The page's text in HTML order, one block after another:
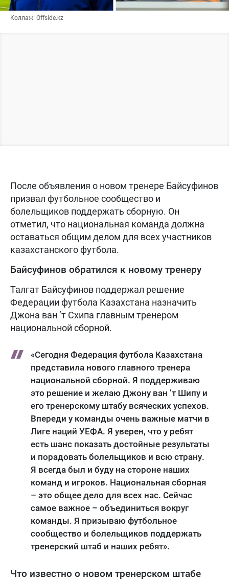
Коллаж: Offside.kz
После объявления о новом тренере Байсуфинов
призвал футбольное сообщество и
болельщиков поддержать сборную. Он
отметил, что национальная команда должна
оставаться общим делом для всех участников
казахстанского футбола.
Байсуфинов обратился к новому тренеру
Талгат Байсуфинов поддержал решение
Федерации футбола Казахстана назначить
Джона ван ’т Схипа главным тренером
национальной сборной.
«Сегодня Федерация футбола Казахстана
представила нового главного тренера
национальной сборной. Я поддерживаю
это решение и желаю Джону ван ’т Шипу и
его тренерскому штабу всяческих успехов.
Впереди у команды очень важные матчи в
Лиге наций УЕФА. Я уверен, что у ребят
есть шанс показать достойные результаты
и порадовать болельщиков и всю страну.
Я всегда был и буду на стороне наших
команд и игроков. Национальная сборная
– это общее дело для всех нас. Сейчас
самое важное – объединиться вокруг
команды. Я призываю футбольное
сообщество и болельщиков поддержать
тренерский штаб и наших ребят».
Что известно о новом тренерском штабе